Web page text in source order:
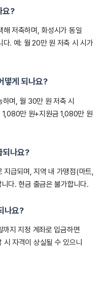
요?
저축하며, 화성시가 동일
. 예: 월 20만 원 저축 시 시가
떻게 되나요?
며, 월 30만 원 저축 시
만 원+지원금 1,080만 원
되나요?
지급되며, 지역 내 가맹점(마트,
다. 현금 출금은 불가합니다.
나요?
지 지정 계좌로 입금하면
자격이 상실될 수 있으니